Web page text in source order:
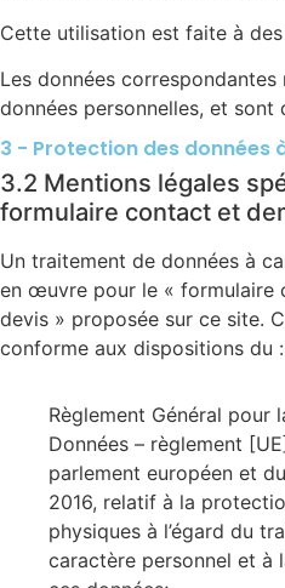
Cette utilisation est faite à
Les données
données personnelles, et sont
3 - Protection des données
3.2 Mentions légales
formulaire contact et
Un traitement de données à
en œuvre pour le « formulaire
devis » proposée sur ce site.
conforme aux dispositions du :
Règlement Général pour
Données – règlement
parlement européen et
2016, relatif à la
physiques à l’égard du
caractère personnel et à